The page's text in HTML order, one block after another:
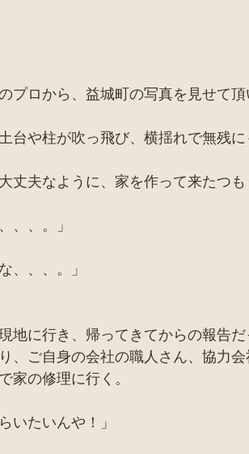
プロから、益城町の写真を見せて頂
台や柱が吹っ飛び、横揺れで無残
丈夫なように、家を作って来たつも
、、。」
、、、。」
地に行き、帰ってきてからの報告だ
、ご自身の会社の職人さん、協力
家の修理に行く。
いたいんや！」